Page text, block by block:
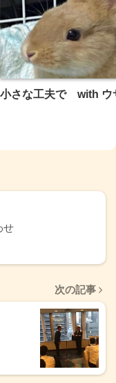
小さな工夫で with ウ
せ
次の記事